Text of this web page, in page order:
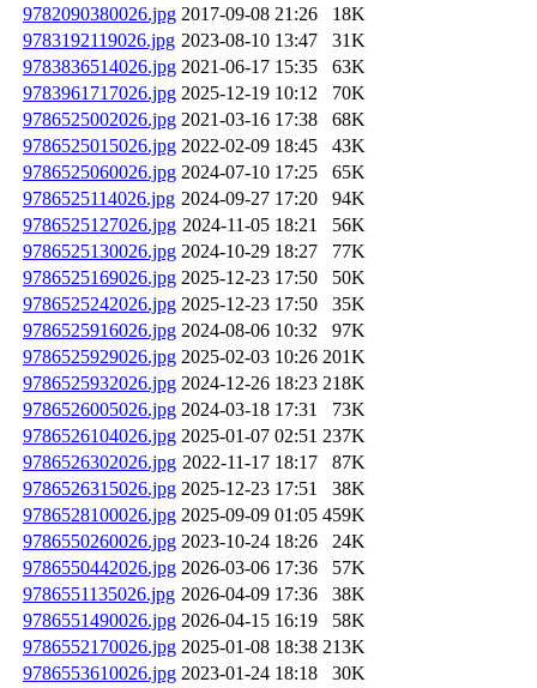
9782090380026.jpg 2017-09-08 21:26
18K
9783192119026.jpg 2023-08-10 13:47
31K
9783836514026.jpg 2021-06-17 15:35
63K
9783961717026.jpg 2025-12-19 10:12
70K
9786525002026.jpg 2021-03-16 17:38
68K
9786525015026.jpg 2022-02-09 18:45
43K
9786525060026.jpg 2024-07-10 17:25
65K
9786525114026.jpg 2024-09-27 17:20
94K
9786525127026.jpg 2024-11-05 18:21
56K
9786525130026.jpg 2024-10-29 18:27
77K
9786525169026.jpg 2025-12-23 17:50
50K
9786525242026.jpg 2025-12-23 17:50
35K
9786525916026.jpg 2024-08-06 10:32
97K
9786525929026.jpg 2025-02-03 10:26 201K
9786525932026.jpg 2024-12-26 18:23 218K
9786526005026.jpg 2024-03-18 17:31
73K
9786526104026.jpg 2025-01-07 02:51 237K
9786526302026.jpg 2022-11-17 18:17
87K
9786526315026.jpg 2025-12-23 17:51
38K
9786528100026.jpg 2025-09-09 01:05 459K
9786550260026.jpg 2023-10-24 18:26
24K
9786550442026.jpg 2026-03-06 17:36
57K
9786551135026.jpg 2026-04-09 17:36
38K
9786551490026.jpg 2026-04-15 16:19
58K
9786552170026.jpg 2025-01-08 18:38 213K
9786553610026.jpg 2023-01-24 18:18
30K